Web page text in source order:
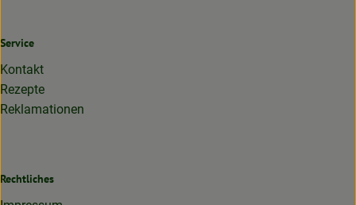
Service
Kontakt
Rezepte
Reklamationen
Rechtliches